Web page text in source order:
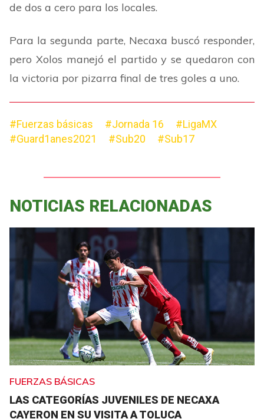
de dos a cero para los locales.
Para la segunda parte, Necaxa buscó responder,
pero Xolos manejó el partido y se quedaron con
la victoria por pizarra final de tres goles a uno.
#Fuerzas básicas #Jornada 16
#LigaMX
#Guard1anes2021
#Sub20 #Sub17
NOTICIAS RELACIONADAS
FUERZAS BÁSICAS
LAS CATEGORÍAS JUVENILES DE NECAXA
CAYERON EN SU VISITA A TOLUCA